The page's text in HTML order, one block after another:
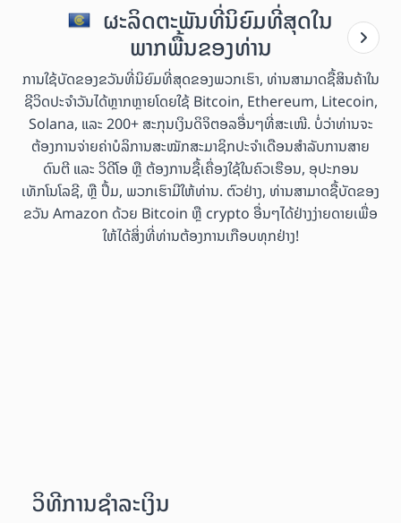
ຜະລິດຕະພັນທີ່ນິຍົມທີ່ສຸດໃນ
ພາກພື້ນຂອງທ່ານ
ການໃຊ້ບັດຂອງຂວັນທີ່ນິຍົມທີ່ສຸດຂອງພວກເຮົາ, ທ່ານສາມາດຊື້ສິນຄ້າໃນ
ຊີວິດປະຈຳວັນໄດ້ຫຼາກຫຼາຍໂດຍໃຊ້ Bitcoin, Ethereum, Litecoin,
Solana, ແລະ 200+ ສະກຸນເງິນດິຈິຕອລອື່ນໆທີ່ສະເໜີ. ບໍ່ວ່າທ່ານຈະ
ຕ້ອງການຈ່າຍຄ່າບໍລິການສະໝັກສະມາຊິກປະຈຳເດືອນສຳລັບການສາຍ
ດົນຕີ ແລະ ວິດີໂອ ຫຼື ຕ້ອງການຊື້ເຄື່ອງໃຊ້ໃນຄົວເຮືອນ, ອຸປະກອນ
ເທັກໂນໂລຊີ, ຫຼື ປຶ້ມ, ພວກເຮົາມີໃຫ້ທ່ານ. ຕົວຢ່າງ, ທ່ານສາມາດຊື້ບັດຂອງ
ຂວັນ Amazon ດ້ວຍ Bitcoin ຫຼື crypto ອື່ນໆໄດ້ຢ່າງງ່າຍດາຍເພື່ອ
ໃຫ້ໄດ້ສິ່ງທີ່ທ່ານຕ້ອງການເກືອບທຸກຢ່າງ!
ວິທີການຊຳລະເງິນ